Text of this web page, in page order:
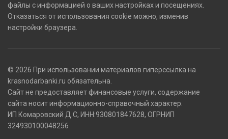
файлы с информацией о ваших настройках и посещениях.
Отказаться от использования cookie можно, изменив
настройки браузера.
© 2026 При использовании материалов гиперссылка на
krasnodarbanki.ru обязательна.
Сайт не предоставляет финансовые услуги, содержание
сайта носит информационно-справочный характер.
ИП Комаровский Д.С, ИНН:930801847628, ОГРНИП
324930100048256